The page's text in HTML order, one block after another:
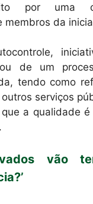
por uma
membros da
de um
tendo como
serviços
a qualidade é
vão